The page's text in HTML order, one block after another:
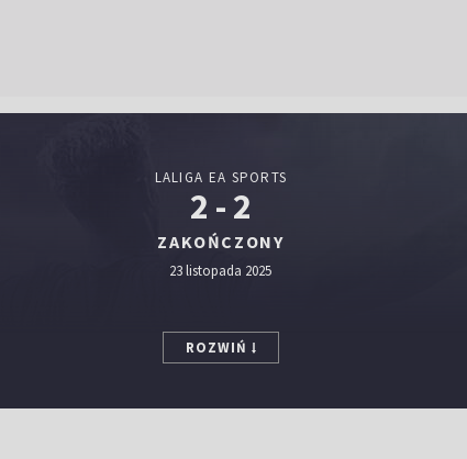
LALIGA EA SPORTS
2 - 2
ZAKOŃCZONY
23 listopada 2025
ROZWIŃ